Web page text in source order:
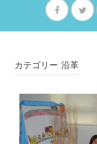
カテゴリー: 沿革